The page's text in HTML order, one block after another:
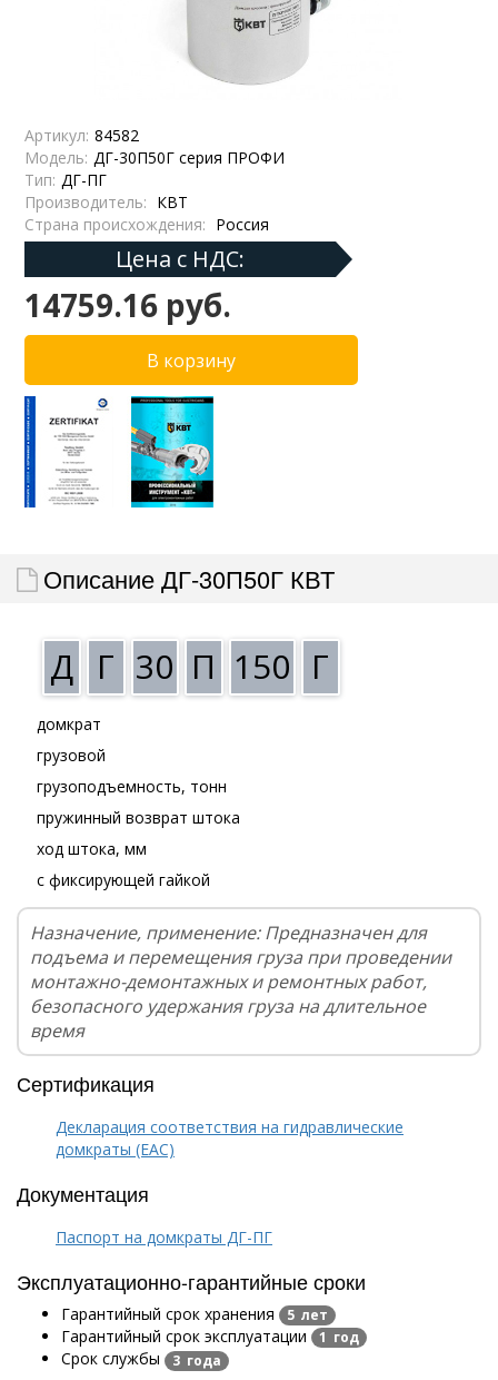
Артикул: 84582
Модель: ДГ-30П50Г серия ПРОФИ
Тип: ДГ-ПГ
Производитель: КВТ
Страна происхождения: Россия
Цена с НДС:
14759.16 руб.
Описание ДГ-30П50Г КВТ
Д Г 30 П 150 Г
домкрат
грузовой
грузоподъемность, тонн
пружинный возврат штока
ход штока, мм
с фиксирующей гайкой
Назначение, применение: Предназначен для
подъема и перемещения груза при проведении
монтажно-демонтажных и ремонтных работ,
безопасного удержания груза на длительное
время
Сертификация
Декларация соответствия на гидравлические
домкраты (EAC)
Документация
Паспорт на домкраты ДГ-ПГ
Эксплуатационно-гарантийные сроки
Гарантийный срок хранения 5 лет
Гарантийный срок эксплуатации 1 год
Срок службы 3 года